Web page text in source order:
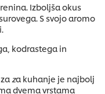
Izboljša okus
S svojo aromo
kodrastega in
za kuhanje je najbolj
dvema vrstama